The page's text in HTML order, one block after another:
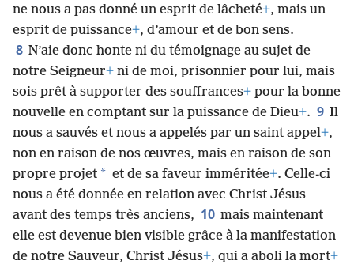
ne nous a pas donné un esprit de lâcheté+, mais un
esprit de puissance+, d’amour et de bon sens.
8 N’aie donc honte ni du témoignage au sujet de
notre Seigneur+ ni de moi, prisonnier pour lui, mais
sois prêt à supporter des souffrances+ pour la bonne
nouvelle en comptant sur la puissance de Dieu+. 9 Il
nous a sauvés et nous a appelés par un saint appel+,
non en raison de nos œuvres, mais en raison de son
propre projet * et de sa faveur imméritée+. Celle-ci
nous a été donnée en relation avec Christ Jésus
avant des temps très anciens, 10 mais maintenant
elle est devenue bien visible grâce à la manifestation
de notre Sauveur, Christ Jésus+, qui a aboli la mort+